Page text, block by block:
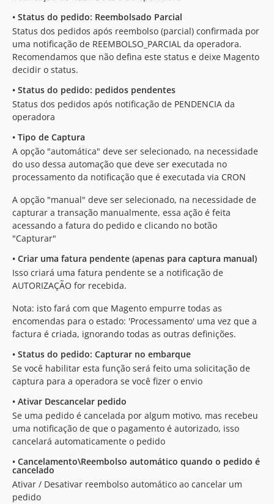
• Status do pedido: Reembolsado Parcial
Status dos pedidos após reembolso (parcial) confirmada por
uma notificação de REEMBOLSO_PARCIAL da operadora.
Recomendamos que não defina este status e deixe Magento
decidir o status.
• Status do pedido: pedidos pendentes
Status dos pedidos após notificação de PENDENCIA da
operadora
• Tipo de Captura
A opção "automática" deve ser selecionado, na necessidade
do uso dessa automação que deve ser executada no
processamento da notificação que é executada via CRON
A opção "manual" deve ser selecionado, na necessidade de
capturar a transação manualmente, essa ação é feita
acessando a fatura do pedido e clicando no botão
"Capturar"
• Criar uma fatura pendente (apenas para captura manual)
Isso criará uma fatura pendente se a notificação de
AUTORIZAÇÃO for recebida.
Nota: isto fará com que Magento empurre todas as
encomendas para o estado: 'Processamento' uma vez que a
factura é criada, ignorando todas as outras definições.
• Status do pedido: Capturar no embarque
Se você habilitar esta função será feito uma solicitação de
captura para a operadora se você fizer o envio
• Ativar Descancelar pedido
Se uma pedido é cancelada por algum motivo, mas recebeu
uma notificação de que o pagamento é autorizado, isso
cancelará automaticamente o pedido
• Cancelamento\Reembolso automático quando o pedido é
cancelado
Ativar / Desativar reembolso automático ao cancelar um
pedido